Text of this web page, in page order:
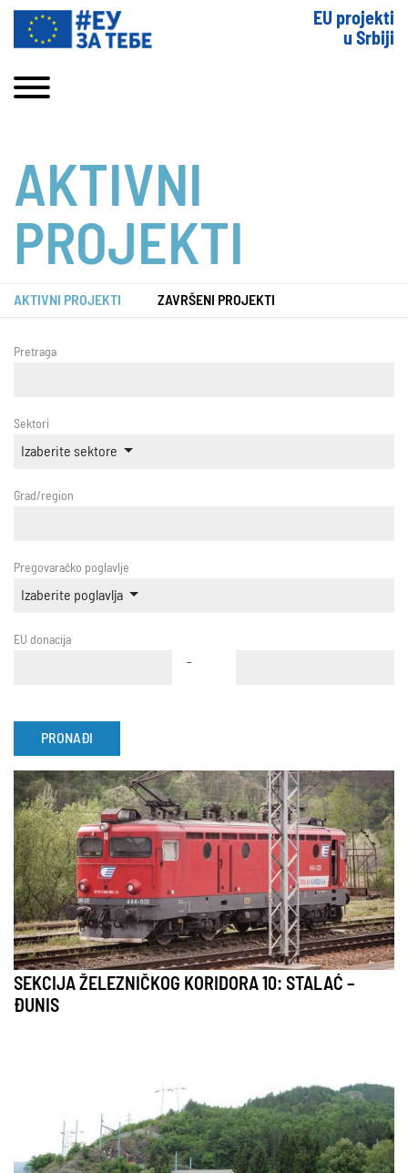
EU projekti
u Srbiji
AKTIVNI
PROJEKTI
AKTIVNI PROJEKTI ZAVRŠENI PROJEKTI
Pretraga
Sektori
Izaberite sektore
Grad/region
Pregovaračko poglavlje
Izaberite poglavlja
EU donacija
-
PRONAĐI
SEKCIJA ŽELEZNIČKOG KORIDORA 10: STALAĆ –
ĐUNIS